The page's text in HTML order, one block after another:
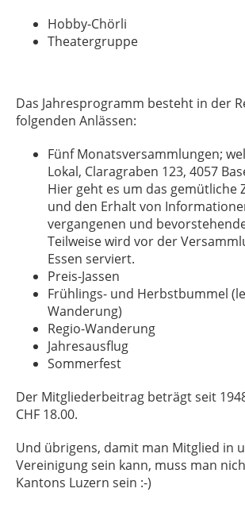
Hobby-Chörli
Theatergruppe
Das Jahresprogramm besteht in der
folgenden Anlässen:
Fünf Monatsversammlungen;
Lokal, Claragraben 123, 4057
Hier geht es um das gemütliche
und den Erhalt von
vergangenen und
Teilweise wird vor der
Essen serviert.
Preis-Jassen
Frühlings- und Herbstbummel
Wanderung)
Regio-Wanderung
Jahresausflug
Sommerfest
Der Mitgliederbeitrag beträgt seit
CHF 18.00.
Und übrigens, damit man Mitglied in
Vereinigung sein kann, muss man
Kantons Luzern sein :-)